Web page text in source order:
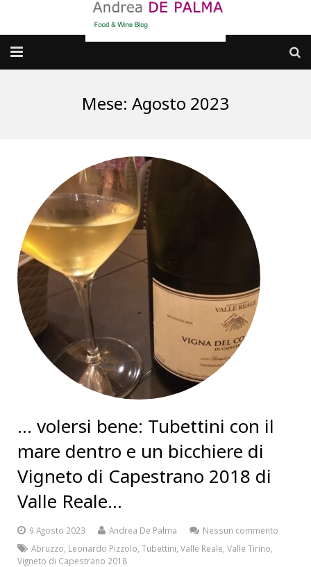
dove MANGIARE
cosa CUCINARE
dove ANDARE
Punti di vista e approfondimenti
Contatti
Mese: Agosto 2023
… volersi bene: Tubettini con il
mare dentro e un bicchiere di
Vigneto di Capestrano 2018 di
Valle Reale…
9 Agosto 2023 Andrea De Palma
Nessun commento
Abruzzo Leonardo Pizzolo Tubettini Valle Reale Valle Tirino
Vigneto di Capestrano 2018